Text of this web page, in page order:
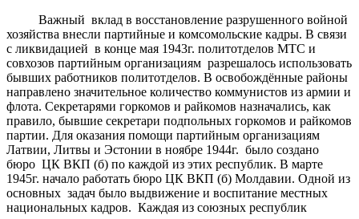
Важный вклад в восстановление разрушенного войной
хозяйства внесли партийные и комсомольские кадры. В связи
с ликвидацией в конце мая 1943г. политотделов МТС и
совхозов партийным организациям разрешалось использовать
бывших работников политотделов. В освобождённые районы
направлено значительное количество коммунистов из армии и
флота. Секретарями горкомов и райкомов назначались, как
правило, бывшие секретари подпольных горкомов и райкомов
партии. Для оказания помощи партийным организациям
Латвии, Литвы и Эстонии в ноябре 1944г. было создано
бюро ЦК ВКП (б) по каждой из этих республик. В марте
1945г. начало работать бюро ЦК ВКП (б) Молдавии. Одной из
основных задач было выдвижение и воспитание местных
национальных кадров. Каждая из союзных республик